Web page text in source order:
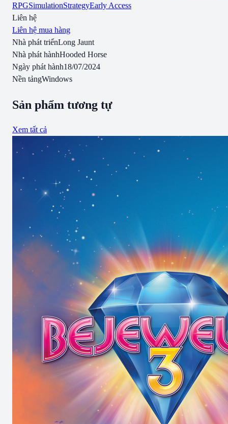
RPGSimulationStrategyEarly Access
Liên hệ
Liên hệ mua hàng
Nhà phát triểnLong Jaunt
Nhà phát hànhHooded Horse
Ngày phát hành18/07/2024
Nền tảngWindows
Sản phẩm tương tự
Xem tất cả